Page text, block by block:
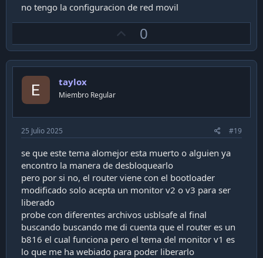
no tengo la configuracion de red movil
p
v
0
taylox
Miembro Regular
25 Julio 2025 #19
se que este tema alomejor esta muerto o alguien ya
encontro la manera de desbloquearlo
pero por si no, el router viene con el bootloader
modificado solo acepta un monitor v2 o v3 para ser
liberado
probe con diferentes archivos usblsafe al final
buscando buscando me di cuenta que el router es un
b816 el cual funciona pero el tema del monitor v1 es
lo que me ha webiado para poder liberarlo